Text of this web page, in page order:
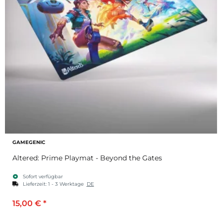
GAMEGENIC
Altered: Prime Playmat - Beyond the Gates
Sofort verfügbar
Lieferzeit: 1 - 3 Werktage DE
15,00 € *